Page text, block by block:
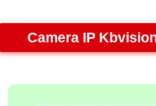
Camera IP